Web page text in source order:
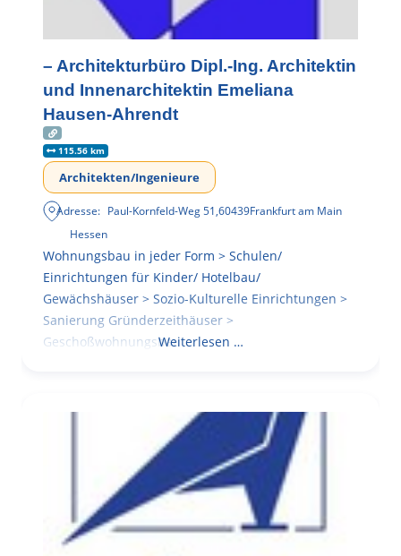
– Architekturbüro Dipl.-Ing. Architektin
und Innenarchitektin Emeliana
Hausen-Ahrendt
115.56 km
Architekten/Ingenieure
Adresse: Paul-Kornfeld-Weg 51,60439Frankfurt am Main
Hessen
Wohnungsbau in jeder Form > Schulen/
Einrichtungen für Kinder/ Hotelbau/
Gewächshäuser > Sozio-Kulturelle Einrichtungen >
Sanierung Gründerzeithäuser >
GeschoßwohnungsbauWeiterlesen …